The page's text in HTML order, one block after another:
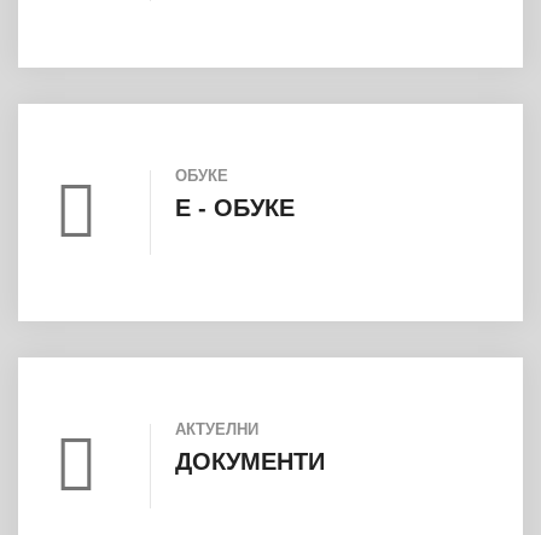
ОБУКЕ
E - ОБУКЕ
АКТУЕЛНИ
ДОКУМЕНТИ